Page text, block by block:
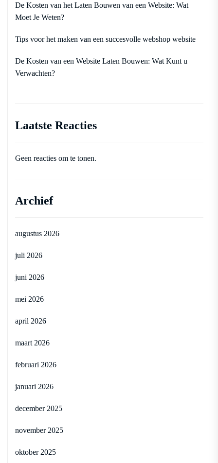
De Kosten van het Laten Bouwen van een Website: Wat
Moet Je Weten?
Tips voor het maken van een succesvolle webshop website
De Kosten van een Website Laten Bouwen: Wat Kunt u
Verwachten?
Laatste Reacties
Geen reacties om te tonen.
Archief
augustus 2026
juli 2026
juni 2026
mei 2026
april 2026
maart 2026
februari 2026
januari 2026
december 2025
november 2025
oktober 2025